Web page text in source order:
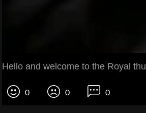
Hello and welcome to the Royal thu
0 0 0